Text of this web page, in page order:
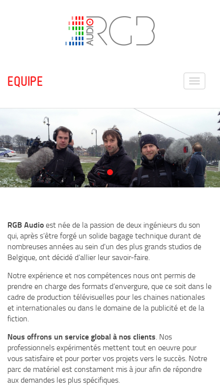
Toggle
EQUIPE
RGB Audio est née de la passion de deux ingénieurs du son
qui, après s’être forgé un solide bagage technique durant de
nombreuses années au sein d'un des plus grands studios de
Belgique, ont décidé d’allier leur savoir-faire.
Notre expérience et nos compétences nous ont permis de
prendre en charge des formats d’envergure, que ce soit dans le
cadre de production télévisuelles pour les chaines nationales
et internationales ou dans le domaine de la publicité et de la
fiction.
Nous offrons un service global à nos clients. Nos
professionnels expérimentés mettent tout en oeuvre pour
vous satisfaire et pour porter vos projets vers le succès. Notre
parc de matériel est constament mis à jour afin de répondre
aux demandes les plus spécifiques.